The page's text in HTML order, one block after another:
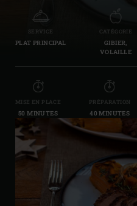
SERVICE
PLAT PRINCIPAL
CATÉGORIE
GIBIER,
VOLAILLE
MISE EN PLACE
50 MINUTES
PRÉPARATION
40 MINUTES